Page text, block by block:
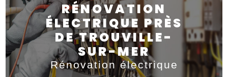
RÉNOVATION
ÉLECTRIQUE PRÈS
DE TROUVILLE-
SUR-MER
Rénovation électrique